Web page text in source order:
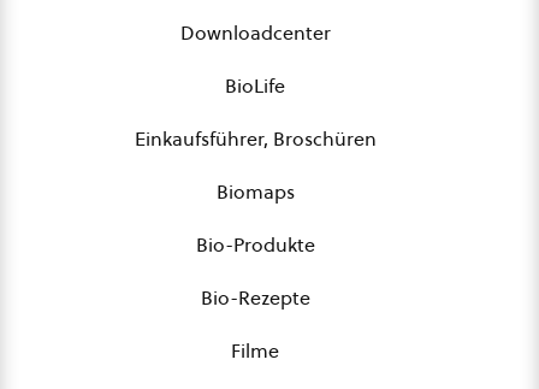
Downloadcenter
BioLife
Einkaufsführer, Broschüren
Biomaps
Bio-Produkte
Bio-Rezepte
Filme